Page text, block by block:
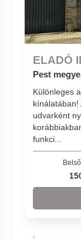
ELADÓ
Pest
Különleges
kínálatában!
udvarként
funkci...